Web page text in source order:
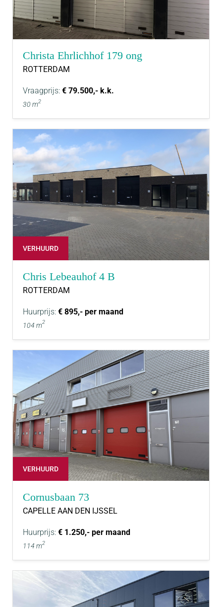
Christa Ehrlichhof 179 ong
ROTTERDAM
Vraagprijs: € 79.500,- k.k.
30 m2
VERHUURD
Chris Lebeauhof 4 B
ROTTERDAM
Huurprijs: € 895,- per maand
104 m2
VERHUURD
Cornusbaan 73
CAPELLE AAN DEN IJSSEL
Huurprijs: € 1.250,- per maand
114 m2